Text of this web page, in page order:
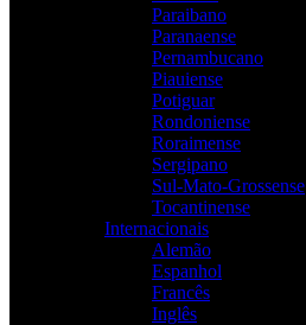
Paraibano
Paranaense
Pernambucano
Piauiense
Potiguar
Rondoniense
Roraimense
Sergipano
Sul-Mato-Grossense
Tocantinense
Internacionais
Alemão
Espanhol
Francês
Inglês